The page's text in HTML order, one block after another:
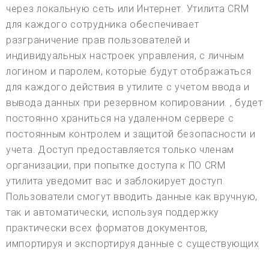
через локальную сеть или Интернет. Утилита CRM
для каждого сотрудника обеспечивает
разграничение прав пользователей и
индивидуальных настроек управления, с личным
логином и паролем, которые будут отображаться
для каждого действия в утилите с учетом ввода и
вывода данных при резервном копировании. , будет
постоянно храниться на удаленном сервере с
постоянным контролем и защитой безопасности и
учета. Доступ предоставляется только членам
организации, при попытке доступа к ПО CRM
утилита уведомит вас и заблокирует доступ.
Пользователи смогут вводить данные как вручную,
так и автоматически, используя поддержку
практически всех форматов документов,
импортируя и экспортируя данные с существующих